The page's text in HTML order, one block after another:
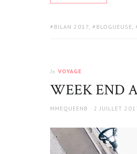
TAGS:
BILAN 2017 BLOGUEUSE
In VOYAGE
WEEK END
AUTHOR
MMEQUEENB
POSTED
2 JUILLET